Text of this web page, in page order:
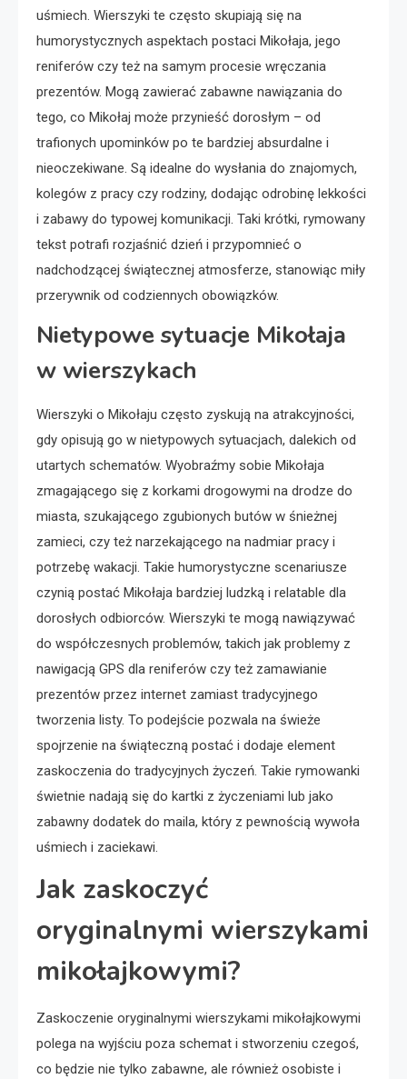
uśmiech. Wierszyki te często skupiają się na
humorystycznych aspektach postaci Mikołaja, jego
reniferów czy też na samym procesie wręczania
prezentów. Mogą zawierać zabawne nawiązania do
tego, co Mikołaj może przynieść dorosłym – od
trafionych upominków po te bardziej absurdalne i
nieoczekiwane. Są idealne do wysłania do znajomych,
kolegów z pracy czy rodziny, dodając odrobinę lekkości
i zabawy do typowej komunikacji. Taki krótki, rymowany
tekst potrafi rozjaśnić dzień i przypomnieć o
nadchodzącej świątecznej atmosferze, stanowiąc miły
przerywnik od codziennych obowiązków.
Nietypowe sytuacje Mikołaja
w wierszykach
Wierszyki o Mikołaju często zyskują na atrakcyjności,
gdy opisują go w nietypowych sytuacjach, dalekich od
utartych schematów. Wyobraźmy sobie Mikołaja
zmagającego się z korkami drogowymi na drodze do
miasta, szukającego zgubionych butów w śnieżnej
zamieci, czy też narzekającego na nadmiar pracy i
potrzebę wakacji. Takie humorystyczne scenariusze
czynią postać Mikołaja bardziej ludzką i relatable dla
dorosłych odbiorców. Wierszyki te mogą nawiązywać
do współczesnych problemów, takich jak problemy z
nawigacją GPS dla reniferów czy też zamawianie
prezentów przez internet zamiast tradycyjnego
tworzenia listy. To podejście pozwala na świeże
spojrzenie na świąteczną postać i dodaje element
zaskoczenia do tradycyjnych życzeń. Takie rymowanki
świetnie nadają się do kartki z życzeniami lub jako
zabawny dodatek do maila, który z pewnością wywoła
uśmiech i zaciekawi.
Jak zaskoczyć
oryginalnymi wierszykami
mikołajkowymi?
Zaskoczenie oryginalnymi wierszykami mikołajkowymi
polega na wyjściu poza schemat i stworzeniu czegoś,
co będzie nie tylko zabawne, ale również osobiste i